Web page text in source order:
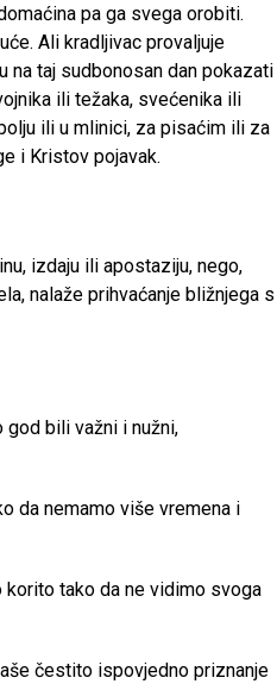
pa ga svega orobiti.
Ali kradljivac provaljuje
na taj sudbonosan dan pokazati
ili težaka, svećenika ili
ili u mlinici, za pisaćim ili za
i Kristov pojavak.
izdaju ili apostaziju, nego,
nalaže prihvaćanje bližnjega s
bili važni i nužni,
da nemamo više vremena i
tako da ne vidimo svoga
čestito ispovjedno priznanje